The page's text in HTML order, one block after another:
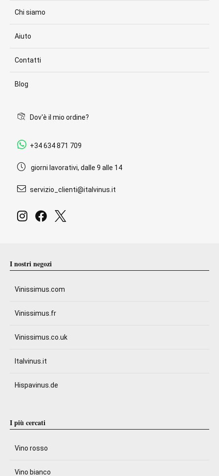
Chi siamo
Aiuto
Contatti
Blog
Dov'è il mio ordine?
+34 634 871 709
giorni lavorativi, dalle 9 alle 14
servizio_clienti@italvinus.it
I nostri negozi
Vinissimus.com
Vinissimus.fr
Vinissimus.co.uk
Italvinus.it
Hispavinus.de
I più cercati
Vino rosso
Vino bianco